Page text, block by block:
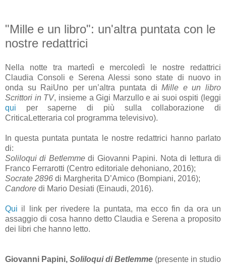
"Mille e un libro": un'altra puntata con le
nostre redattrici
Nella notte tra martedì e mercoledì le nostre redattrici
Claudia Consoli e Serena Alessi sono state di nuovo in
onda su RaiUno per un’altra puntata diMille e un libro
Scrittori in TV, insieme a Gigi Marzullo e ai suoi ospiti (leggi
qui per saperne di più sulla collaborazione di
CriticaLetteraria col programma televisivo).
In questa puntata puntata le nostre redattrici hanno parlato
di:
Soliloqui di Betlemmedi Giovanni Papini. Nota di lettura di
Franco Ferrarotti (Centro editoriale dehoniano, 2016);
Socrate 2896 di Margherita D’Amico (Bompiani, 2016);
Candore di Mario Desiati (Einaudi, 2016).
Qui il link per rivedere la puntata, ma ecco fin da ora un
assaggio di cosa hanno detto Claudia e Serena a proposito
dei libri che hanno letto.
Giovanni Papini, Soliloqui di Betlemme (presente in studio